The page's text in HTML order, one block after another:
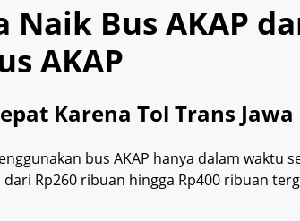
Naik Bus AKAP
AKAP
Karena Tol Trans Jawa
bus AKAP hanya dalam waktu
Rp260 ribuan hingga Rp400 ribuan